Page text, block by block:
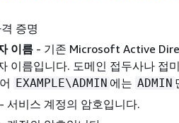
증명
이름 - 기존 Microsoft Active
이름입니다. 도메인 접두사나 접
EXAMPLE\ADMIN 에는 ADMIN
- 서비스 계정의 암호입니다.